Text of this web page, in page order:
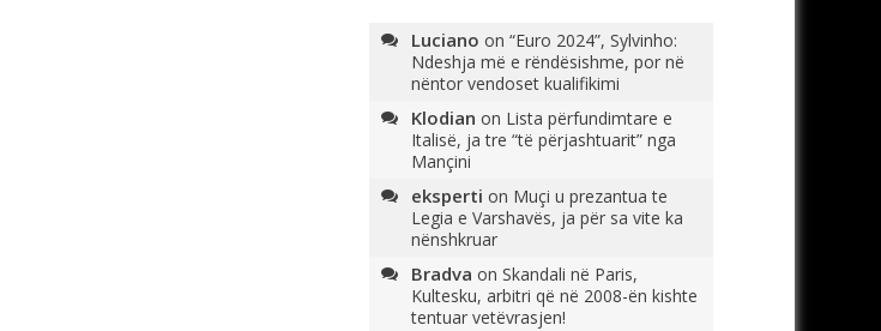
Luciano on “Euro 2024”, Sylvinho:
Ndeshja më e rëndësishme, por në
nëntor vendoset kualifikimi
Klodian on Lista përfundimtare e
Italisë, ja tre “të përjashtuarit” nga
Mançini
eksperti on Muçi u prezantua te
Legia e Varshavës, ja për sa vite ka
nënshkruar
Bradva on Skandali në Paris,
Kultesku, arbitri që në 2008-ën kishte
tentuar vetëvrasjen!